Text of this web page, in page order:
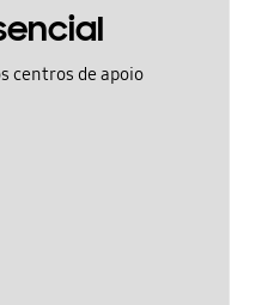
centros de apoio